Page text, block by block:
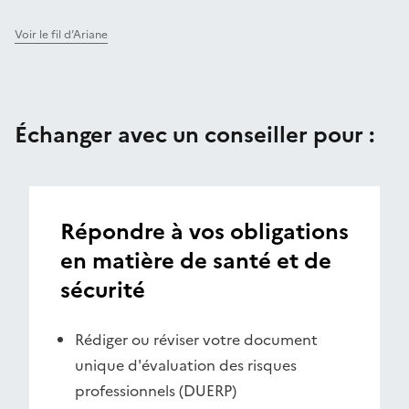
Voir le fil d’Ariane
Échanger avec un conseiller pour :
Répondre à vos obligations
en matière de santé et de
sécurité
Rédiger ou réviser votre document
unique d'évaluation des risques
professionnels (DUERP)